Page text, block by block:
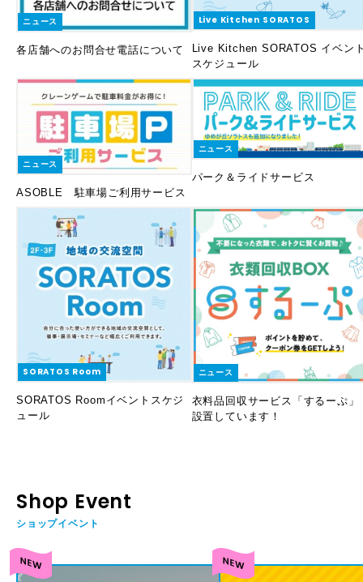
ニュース
各店舗へのお問合せ電話について
Live Kitchen SORATOS
Live Kitchen SORATOS イベン
スケジュール
ニュース
ASOBLE 駐車場ご利用サービス
ニュース
パーク＆ライドサービス
SORATOS Room
SORATOS Roomイベントスケジ
ュール
ニュース
衣料品回収サービス「するーぷ」
設置しています！
Shop Event
ショップイベント